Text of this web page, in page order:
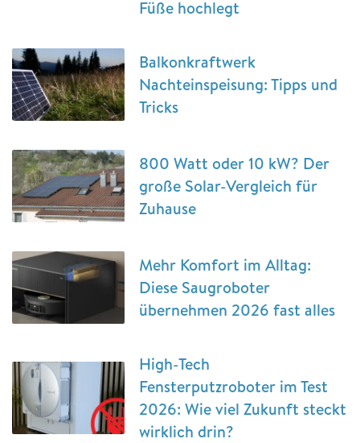
Füße hochlegt
Balkonkraftwerk
Nachteinspeisung: Tipps und
Tricks
800 Watt oder 10 kW? Der
große Solar-Vergleich für
Zuhause
Mehr Komfort im Alltag:
Diese Saugroboter
übernehmen 2026 fast alles
High-Tech
Fensterputzroboter im Test
2026: Wie viel Zukunft steckt
wirklich drin?